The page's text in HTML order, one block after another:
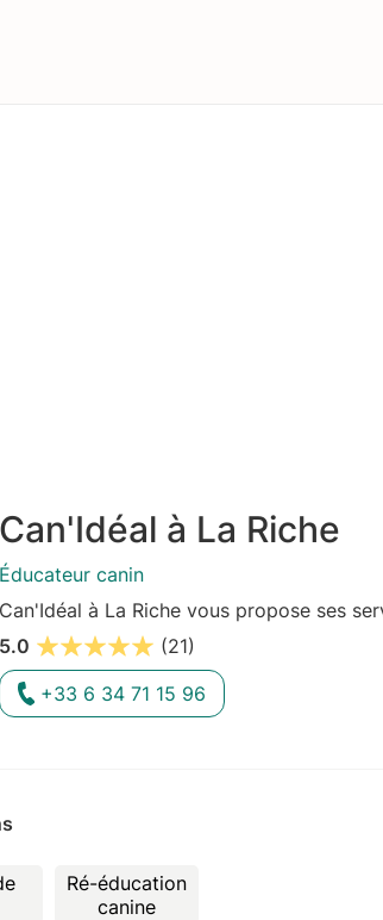
Can'Idéal à La Riche
Éducateur canin
Can'Idéal à La Riche vous propose ses
5.0
(21)
+33 6 34 71 15 96
Ré-éducation
canine